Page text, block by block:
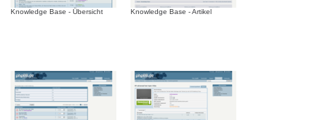
Knowledge Base - Übersicht Knowledge Base - Artikel